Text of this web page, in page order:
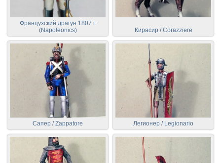
Французский драгун 1807 г.
(Napoleonics)
Кирасир / Corazziere
Сапер / Zappatore Легионер / Legionario